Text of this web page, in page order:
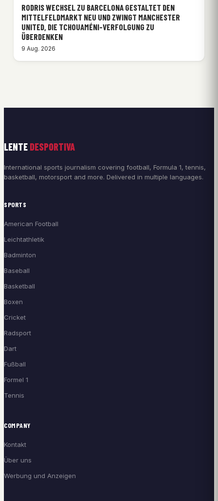
RODRIS WECHSEL ZU BARCELONA GESTALTET DEN
MITTELFELDMARKT NEU UND ZWINGT MANCHESTER
UNITED, DIE TCHOUAMÉNI-VERFOLGUNG ZU
ÜBERDENKEN
9 Aug. 2026
LENTE DESPORTIVA
International sports journalism covering football, Formula 1, tennis,
basketball, motorsport and more. Delivered in multiple languages.
SPORTS
American Football
Leichtathletik
Badminton
Baseball
Basketball
Boxen
Cricket
Radsport
Dart
Fußball
Formel 1
Tennis
COMPANY
Kontakt
Über uns
Werbung und Anzeigen